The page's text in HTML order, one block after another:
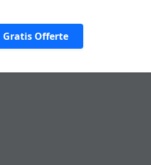
Gratis Offerte